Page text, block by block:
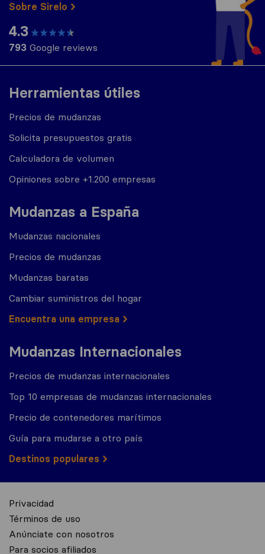
Herramientas útiles
Precios de mudanzas
Solicita presupuestos gratis
Calculadora de volumen
Opiniones sobre +1.200 empresas
Mudanzas a España
Mudanzas nacionales
Precios de mudanzas
Mudanzas baratas
Cambiar suministros del hogar
Encuentra una empresa
Mudanzas Internacionales
Precios de mudanzas internacionales
Top 10 empresas de mudanzas internacionales
Precio de contenedores marítimos
Guía para mudarse a otro país
Destinos populares
Sobre Sirelo
4.3
793 Google reviews
Privacidad
Términos de uso
Anúnciate con nosotros
Para socios afiliados